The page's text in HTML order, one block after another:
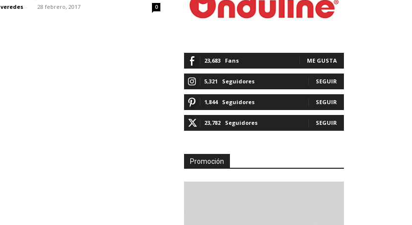
veredes - 28 febrero, 2017 0
23,683 Fans ME GUSTA
5,321 Seguidores SEGUIR
1,844 Seguidores SEGUIR
23,782 Seguidores SEGUIR
Promoción